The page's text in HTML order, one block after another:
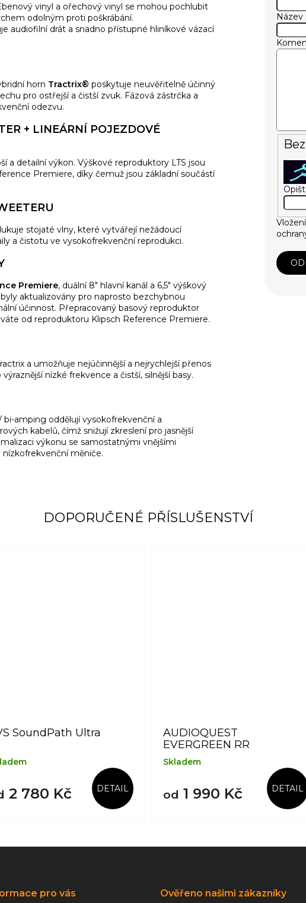
DOPORUČENÉ PŘÍSLUŠENSTVÍ
SoundPath Ultra
2 780 Kč DETAIL
AUDIOQUEST
EVERGREEN RR
Skladem
od 1 990 Kč DETAIL
vinyl a ořechový vinyl se mohou pochlubit
odolným proti poškrábání.
audiofilní drát a snadno přístupné hliníkové vázací
horn Tractrix® poskytuje neuvěřitelně účinný
pro ostřejší a čistší zvuk. Fázová zástrčka a
odezvu.
+ LINEÁRNÍ POJEZDOVÉ
a detailní výkon. Výškové reproduktory LTS jsou
Premiere, díky čemuž jsou základní součástí
stojaté vlny, které vytvářejí nežádoucí
a čistotu ve vysokofrekvenční reprodukci.
Premiere, duální 8" hlavní kanál a 6,5" výškový
aktualizovány pro naprosto bezchybnou
účinnost. Přepracovaný basový reproduktor
od reproduktoru Klipsch Reference Premiere.
a umožňuje nejúčinnější a nejrychlejší přenos
nízké frekvence a čistší, silnější basy.
amping oddělují vysokofrekvenční a
kabelů, čímž snižují zkreslení pro jasnější
výkonu se samostatnými vnějšími
měniče.
Název
pro vás Ověřeno našimi zákazníky